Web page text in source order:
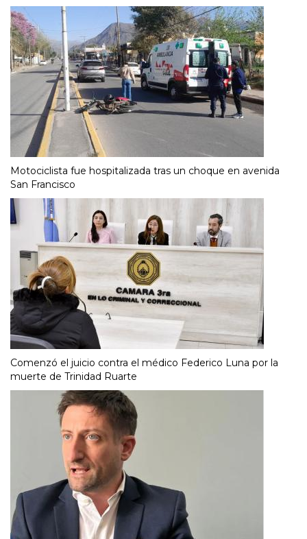
Motociclista fue hospitalizada tras un choque en avenida
San Francisco
Comenzó el juicio contra el médico Federico Luna por la
muerte de Trinidad Ruarte